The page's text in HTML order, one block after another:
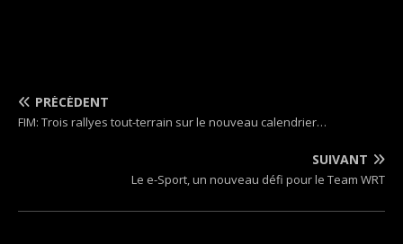
PRÉCÉDENT
FIM: Trois rallyes tout-terrain sur le nouveau calendrier…
SUIVANT
Le e-Sport, un nouveau défi pour le Team WRT